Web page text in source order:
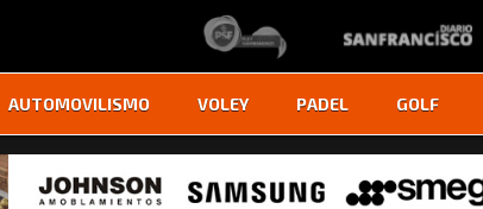
AUTOMOVILISMO VOLEY PADEL GOLF